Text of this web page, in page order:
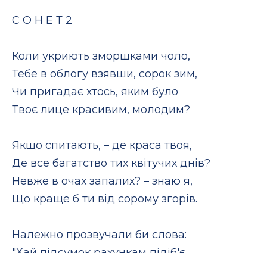
С О Н Е Т 2
Коли укриють зморшками чоло,
Тебе в облогу взявши, сорок зим,
Чи пригадає хтось, яким було
Твоє лице красивим, молодим?
Якщо спитають, – де краса твоя,
Де все багатство тих квітучих днів?
Невже в очах запалих? – знаю я,
Що краще б ти від сорому згорів.
Належно прозвучали би слова: